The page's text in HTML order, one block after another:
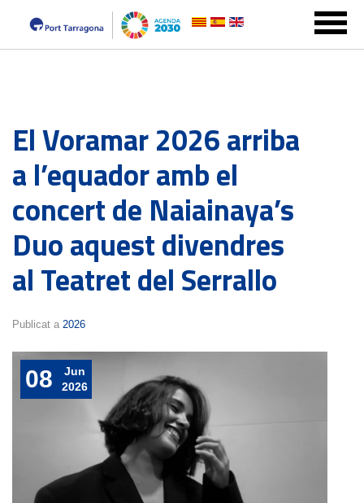
El Voramar 2026 arriba
a l’equador amb el
concert de Naiainaya’s
Duo aquest divendres
al Teatret del Serrallo
Publicat a 2026
08
Jun
2026